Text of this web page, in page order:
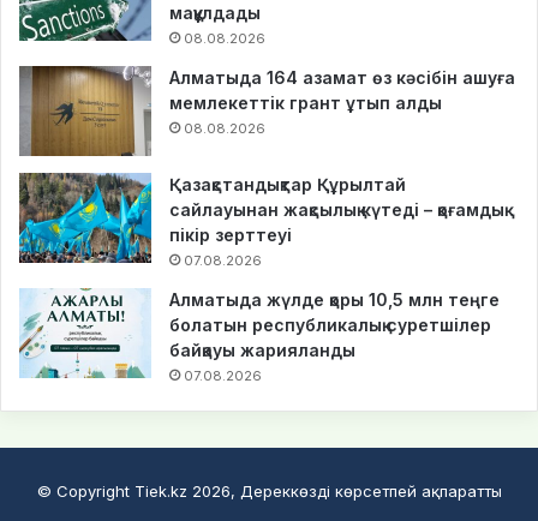
мақұлдады
08.08.2026
Алматыда 164 азамат өз кәсібін ашуға
мемлекеттік грант ұтып алды
08.08.2026
Қазақстандықтар Құрылтай
сайлауынан жақсылық күтеді – қоғамдық
пікір зерттеуі
07.08.2026
Алматыда жүлде қоры 10,5 млн теңге
болатын республикалық суретшілер
байқауы жарияланды
07.08.2026
© Copyright Tiek.kz 2026, Дереккөзді көрсетпей ақпаратты